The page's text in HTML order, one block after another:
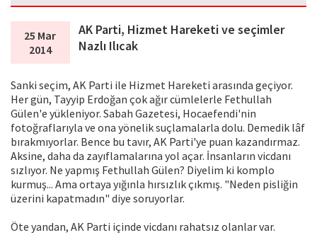
25 Mar
2014
AK Parti, Hizmet Hareketi ve seçimler
Nazlı Ilıcak
Sanki seçim, AK Parti ile Hizmet Hareketi arasında geçiyor.
Her gün, Tayyip Erdoğan çok ağır cümlelerle Fethullah
Gülen'e yükleniyor. Sabah Gazetesi, Hocaefendi'nin
fotoğraflarıyla ve ona yönelik suçlamalarla dolu. Demedik lâf
bırakmıyorlar. Bence bu tavır, AK Parti'ye puan kazandırmaz.
Aksine, daha da zayıflamalarına yol açar. İnsanların vicdanı
sızlıyor. Ne yapmış Fethullah Gülen? Diyelim ki komplo
kurmuş... Ama ortaya yığınla hırsızlık çıkmış. "Neden pisliğin
üzerini kapatmadın" diye soruyorlar.
Öte yandan, AK Parti içinde vicdanı rahatsız olanlar var.